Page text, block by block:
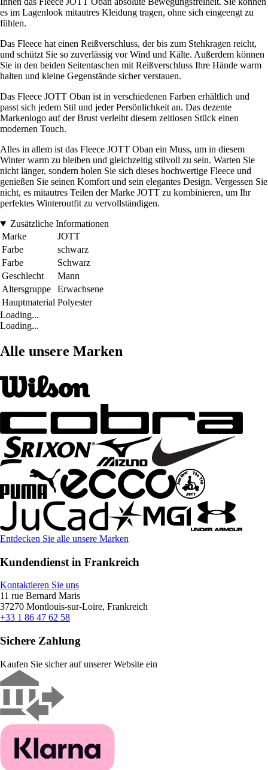
es im Lagenlook mitautres Kleidung tragen, ohne sich eingeengt zu
fühlen.
Das Fleece hat einen Reißverschluss, der bis zum Stehkragen reicht,
und schützt Sie so zuverlässig vor Wind und Kälte. Außerdem können
Sie in den beiden Seitentaschen mit Reißverschluss Ihre Hände warm
halten und kleine Gegenstände sicher verstauen.
Das Fleece JOTT Oban ist in verschiedenen Farben erhältlich und
passt sich jedem Stil und jeder Persönlichkeit an. Das dezente
Markenlogo auf der Brust verleiht diesem zeitlosen Stück einen
modernen Touch.
Alles in allem ist das Fleece JOTT Oban ein Muss, um in diesem
Winter warm zu bleiben und gleichzeitig stilvoll zu sein. Warten Sie
nicht länger, sondern holen Sie sich dieses hochwertige Fleece und
genießen Sie seinen Komfort und sein elegantes Design. Vergessen Sie
nicht, es mitautres Teilen der Marke JOTT zu kombinieren, um Ihr
perfektes Winteroutfit zu vervollständigen.
Zusätzliche Informationen
Marke
JOTT
Farbe
schwarz
Farbe
Schwarz
Geschlecht
Mann
Altersgruppe
Erwachsene
Hauptmaterial Polyester
Loading...
Loading...
Alle unsere Marken
Entdecken Sie alle unsere Marken
Kundendienst in Frankreich
Kontaktieren Sie uns
11 rue Bernard Maris
37270 Montlouis-sur-Loire, Frankreich
+33 1 86 47 62 58
Sichere Zahlung
Kaufen Sie sicher auf unserer Website ein